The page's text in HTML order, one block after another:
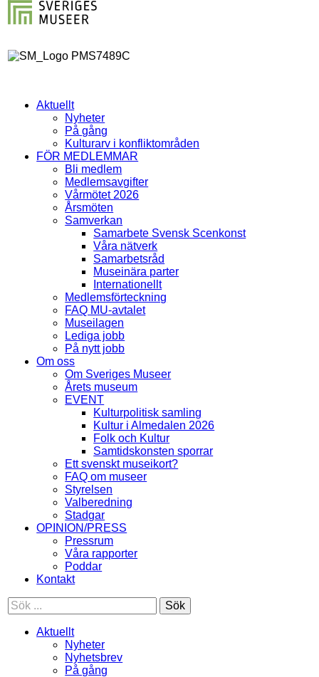
Aktuellt
Nyheter
På gång
Kulturarv i konfliktområden
FÖR MEDLEMMAR
Bli medlem
Medlemsavgifter
Vårmötet 2026
Årsmöten
Samverkan
Samarbete Svensk Scenkonst
Våra nätverk
Samarbetsråd
Museinära parter
Internationellt
Medlemsförteckning
FAQ MU-avtalet
Museilagen
Lediga jobb
På nytt jobb
Om oss
Om Sveriges Museer
Årets museum
EVENT
Kulturpolitisk samling
Kultur i Almedalen 2026
Folk och Kultur
Samtidskonsten sporrar
Ett svenskt museikort?
FAQ om museer
Styrelsen
Valberedning
Stadgar
OPINION/PRESS
Pressrum
Våra rapporter
Poddar
Kontakt
Sök
Aktuellt
Nyheter
Nyhetsbrev
På gång